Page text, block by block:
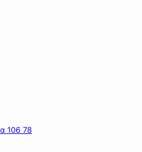
106 78